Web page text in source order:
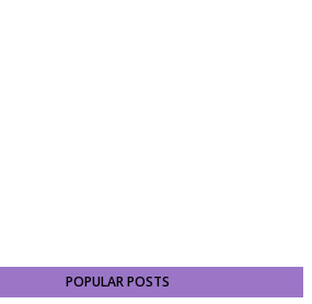
POPULAR POSTS